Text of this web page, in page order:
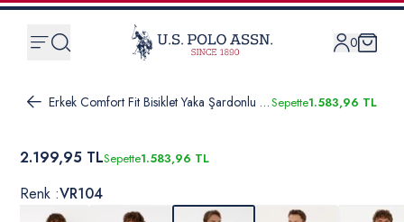
0
Erkek Comfort Fit Bisiklet Yaka Şardonlu Koyu Frambuaz Basic SweatshirtSepette1.583,96 TL
2.199,95 TLSepette1.583,96 TL
Renk :VR104